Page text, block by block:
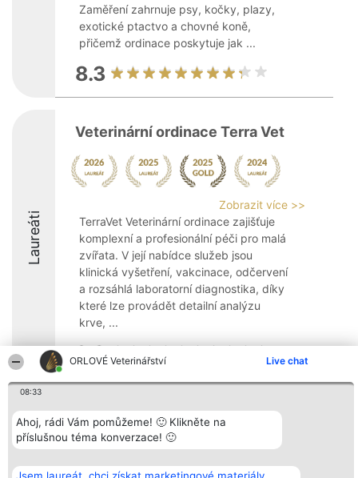
ORLOVÉ Veterinářství Live chat
08:33
Ahoj, rádi Vám pomůžeme! 🙂 Klikněte na
příslušnou téma konverzace! 🙂
Zaměření zahrnuje psy, kočky, plazy,
exotické ptactvo a chovné koně,
přičemž ordinace poskytuje jak ...
8.3
Laureáti
Veterinární ordinace Terra Vet
Zobrazit více >>
TerraVet Veterinární ordinace zajišťuje
komplexní a profesionální péči pro malá
zvířata. V její nabídce služeb jsou
klinická vyšetření, vakcinace, odčervení
a rozsáhlá laboratorní diagnostika, díky
které lze provádět detailní analýzu
krve, ...
9.8
Organizátor hlasování
Bright Side Solutions sp. z o.
o. sp. k.
ul. Ruska 22
KRS 0000749100 | Regon
Plebiscyt
Vítězové
Seznam všech
laureátů
Pravidla
Kontakt